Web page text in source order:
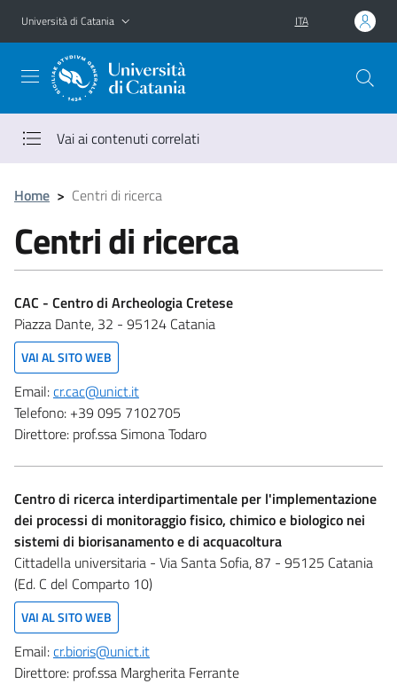
Vai al contenuto principale
Vai al menu di navigazione
Università di Catania ITA
Vai ai contenuti correlati
Home > Centri di ricerca
Centri di ricerca
CAC - Centro di Archeologia Cretese
Piazza Dante, 32 - 95124 Catania
VAI AL SITO WEB
Email:cr.cac@unict.it
Telefono: +39 095 7102705
Direttore: prof.ssa Simona Todaro
Centro di ricerca interdipartimentale per l'implementazione
dei processi di monitoraggio fisico, chimico e biologico nei
sistemi di biorisanamento e di acquacoltura
Cittadella universitaria - Via Santa Sofia, 87 - 95125 Catania
(Ed. C del Comparto 10)
VAI AL SITO WEB
Email:cr.bioris@unict.it
Direttore: prof.ssa Margherita Ferrante